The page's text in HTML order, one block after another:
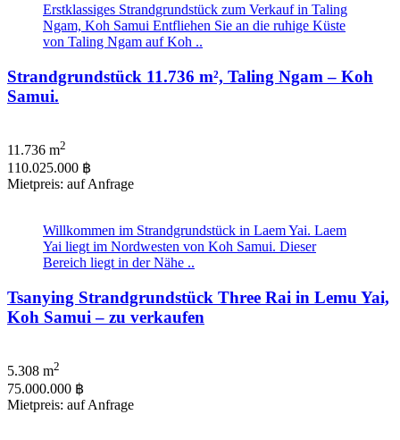
Erstklassiges Strandgrundstück zum Verkauf in Taling
Ngam, Koh Samui Entfliehen Sie an die ruhige Küste
von Taling Ngam auf Koh ..
Strandgrundstück 11.736 m², Taling Ngam – Koh
Samui.
11.736 m2
110.025.000 ฿
Mietpreis: auf Anfrage
Willkommen im Strandgrundstück in Laem Yai. Laem
Yai liegt im Nordwesten von Koh Samui. Dieser
Bereich liegt in der Nähe ..
Tsanying Strandgrundstück Three Rai in Lemu Yai,
Koh Samui – zu verkaufen
5.308 m2
75.000.000 ฿
Mietpreis: auf Anfrage